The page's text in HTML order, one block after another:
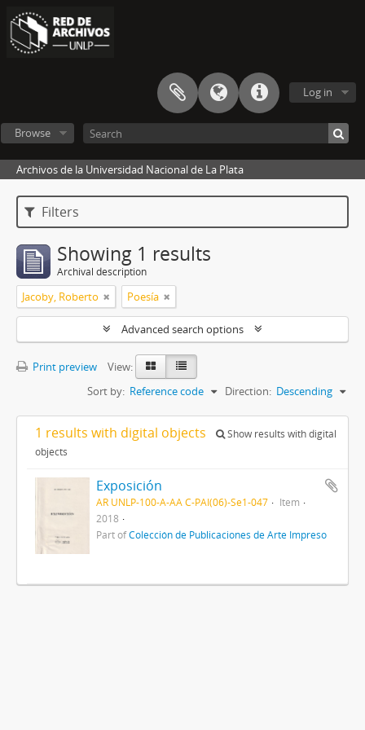
Log in
Browse
Archivos de la Universidad Nacional de La Plata
Filters
Showing 1 results
Archival description
Jacoby, Roberto Poesía
Advanced search options
Print preview
View:
Sort by: Reference code Direction: Descending
1 results with digital objects
Show results with digital
objects
Exposición
AR UNLP-100-A-AA C-PAI(06)-Se1-047
Item
2018
Part ofColección de Publicaciones de Arte Impreso